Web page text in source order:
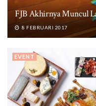
FJB Akhirnya Muncul
8 FEBRUARI 2017
EVENT